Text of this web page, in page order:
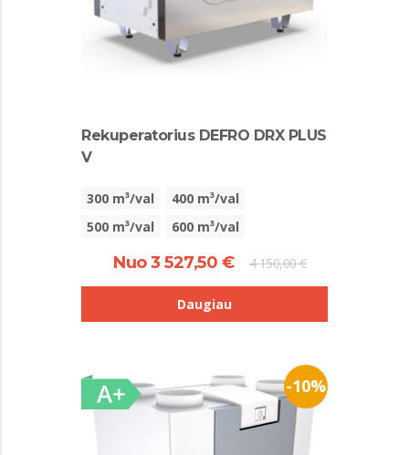
Rekuperatorius DEFRO DRX PLUS
V
300 m³/val
400 m³/val
500 m³/val
600 m³/val
Nuo 3 527,50 € 4 150,00 €
Daugiau
-10%